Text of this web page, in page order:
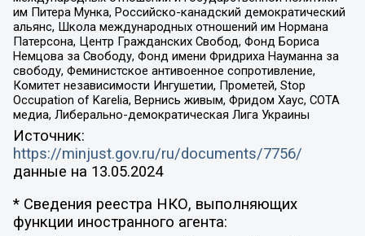
им Питера Мунка, Российско-канадский демократический
альянс, Школа международных отношений им Нормана
Патерсона, Центр Гражданских Свобод, Фонд Бориса
Немцова за Свободу, Фонд имени Фридриха Науманна за
свободу, Феминистское антивоенное сопротивление,
Комитет независимости Ингушетии, Прометей, Stop
Occupation of Karelia, Вернись живым, Фридом Хаус, СОТА
медиа, Либерально-демократическая Лига Украины
Источник:
https://minjust.gov.ru/ru/documents/7756/
данные на 13.05.2024
* Сведения реестра НКО, выполняющих
функции иностранного агента: